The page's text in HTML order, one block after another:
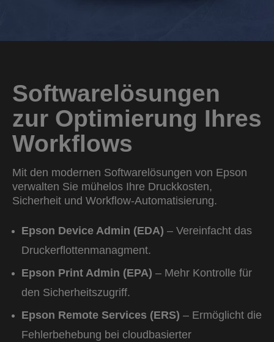
Softwarelösungen
zur Optimierung Ihres
Workflows
Mit den modernen Softwarelösungen von Epson
verwalten Sie mühelos Ihre Druckkosten,
Sicherheit und Workflow-Automatisierung.
Epson Device Admin (EDA) – Vereinfacht das
Druckerflottenmanagment.
Epson Print Admin (EPA) – Mehr Kontrolle für
den Sicherheitszugriff.
Epson Remote Services (ERS) – Ermöglicht die
Fehlerbehebung bei cloudbasierter